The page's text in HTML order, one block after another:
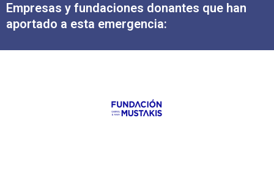
Empresas y fundaciones donantes que han
aportado a esta emergencia: